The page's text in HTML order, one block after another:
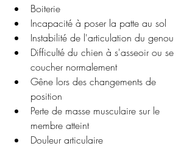
Boiterie
Incapacité à poser la patte au sol
Instabilité de l'articulation du genou
Difficulté du chien à s'asseoir ou se
coucher normalement
Gêne lors des changements de
position
Perte de masse musculaire sur le
membre atteint
Douleur articulaire